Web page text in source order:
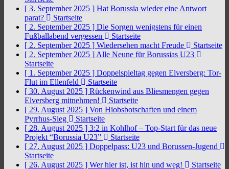
[ 3. September 2025 ] Hat Borussia wieder eine Antwort
parat?
Startseite
[ 2. September 2025 ] Die Sorgen wenigstens für einen
Fußballabend vergessen
Startseite
[ 2. September 2025 ] Wiedersehen macht Freude
Startseite
[ 2. September 2025 ] Alle Neune für Borussias U23
Startseite
[ 1. September 2025 ] Doppelspieltag gegen Elversberg: Tor-
Flut im Ellenfeld
Startseite
[ 30. August 2025 ] Rückenwind aus Bliesmengen gegen
Elversberg mitnehmen!
Startseite
[ 29. August 2025 ] Von Hiobsbotschaften und einem
Pyrrhus-Sieg
Startseite
[ 28. August 2025 ] 3:2 in Kohlhof – Top-Start für das neue
Projekt “Borussia U23”
Startseite
[ 27. August 2025 ] Doppelpass: U23 und Borussen-Jugend
Startseite
[ 26. August 2025 ] Wer hier ist, ist hin und weg!
Startseite